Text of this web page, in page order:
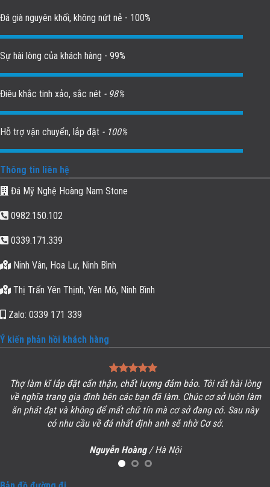
Đá già nguyên khối, không nứt nẻ - 100%
Sự hài lòng của khách hàng - 99%
Điêu khắc tinh xảo, sắc nét - 98%
Hỗ trợ vận chuyển, lắp đặt - 100%
Thông tin liên hệ
Đá Mỹ Nghệ Hoàng Nam Stone
0982.150.102
0339.171.339
Ninh Vân, Hoa Lư, Ninh Bình
Thị Trấn Yên Thịnh, Yên Mô, Ninh Bình
Zalo: 0339 171 339
Ý kiến phản hồi khách hàng
Thợ làm kĩ lắp đặt cẩn thận, chất lượng đảm bảo. Tôi rất hài lòng
về nghĩa trang gia đìnhbên các bạn đã làm. Chúc cơ sở luôn làm
ăn phát đạt và không để mất chữ tín mà cơ sở đang có. Sau này
có nhu cầu về đá nhất định anh sẽ nhờ Cơ sở.
Nguyễn Hoàng /Hà Nội